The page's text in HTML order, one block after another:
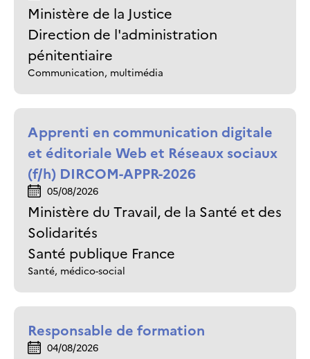
Ministère de la Justice
Direction de l'administration
pénitentiaire
Communication, multimédia
Apprenti en communication digitale
et éditoriale Web et Réseaux sociaux
(f/h) DIRCOM-APPR-2026
05/08/2026
Ministère du Travail, de la Santé et des
Solidarités
Santé publique France
Santé, médico-social
Responsable de formation
04/08/2026